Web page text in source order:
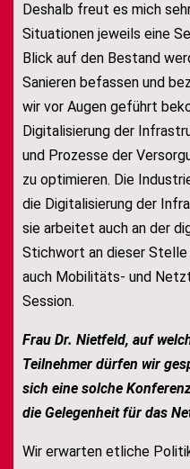
Deshalb freut es mich
Situationen jeweils eine
Blick auf den Bestand
Sanieren befassen und
wir vor Augen geführt
Digitalisierung der
und Prozesse der
zu optimieren. Die
die Digitalisierung der
sie arbeitet auch an der
Stichwort an dieser
auch Mobilitäts- und
Session.
Frau Dr. Nietfeld, auf
Teilnehmer dürfen wir
sich eine solche
die Gelegenheit für das
Wir erwarten etliche